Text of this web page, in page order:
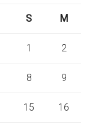
S M
1 2
8 9
15 16